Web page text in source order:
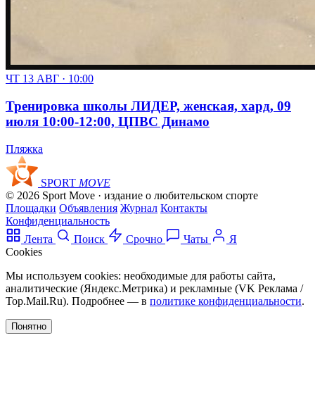
ЧТ 13 АВГ · 10:00
Тренировка школы ЛИДЕР, женская, хард, 09
июля 10:00-12:00, ЦПВС Динамо
Пляжка
SPORT MOVE
© 2026 Sport Move · издание о любительском спорте
Площадки Объявления Журнал Контакты
Конфиденциальность
Лента
Поиск Срочно Чаты
Я
Cookies
Мы используем cookies: необходимые для работы сайта,
аналитические (Яндекс.Метрика) и рекламные (VK Реклама /
Top.Mail.Ru). Подробнее — в политике конфиденциальности.
Понятно